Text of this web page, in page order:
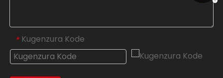
* Kugenzura Kode